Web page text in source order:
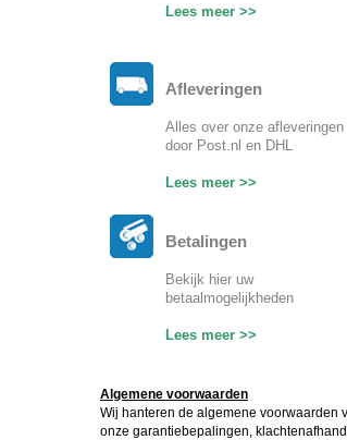
Lees meer >>
Afleveringen
Alles over onze afleveringen
door Post.nl en DHL
Lees meer >>
Betalingen
Bekijk hier uw
betaalmogelijkheden
Lees meer >>
Algemene voorwaarden
Wij hanteren de algemene voorwaarden
onze garantiebepalingen,